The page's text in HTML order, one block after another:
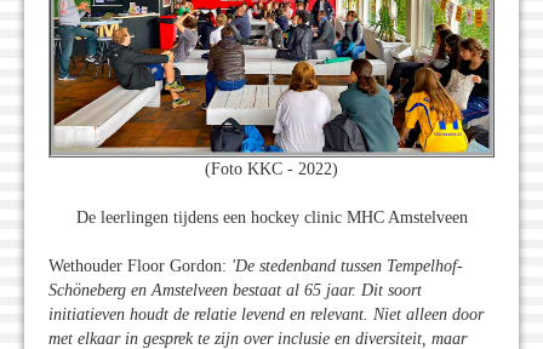
(Foto KKC - 2022)
De leerlingen tijdens een hockey clinic MHC Amstelveen
Wethouder Floor Gordon: 'De stedenband tussen Tempelhof-
Schöneberg en Amstelveen bestaat al 65 jaar. Dit soort
initiatieven houdt de relatie levend en relevant. Niet alleen door
met elkaar in gesprek te zijn over inclusie en diversiteit, maar